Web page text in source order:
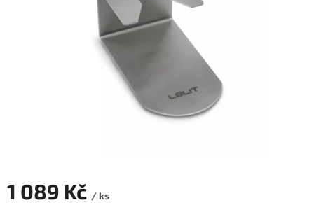
1 089 Kč / ks